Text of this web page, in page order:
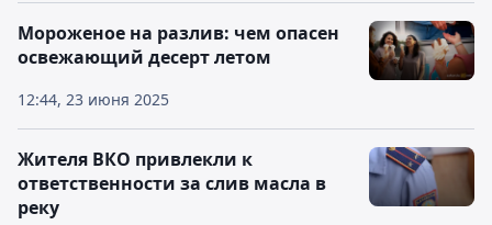
12:44, 23 июня 2025
Мороженое на разлив: чем опасен
освежающий десерт летом
Жителя ВКО привлекли к
ответственности за слив масла в
реку